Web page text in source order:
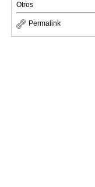
Otros
Permalink